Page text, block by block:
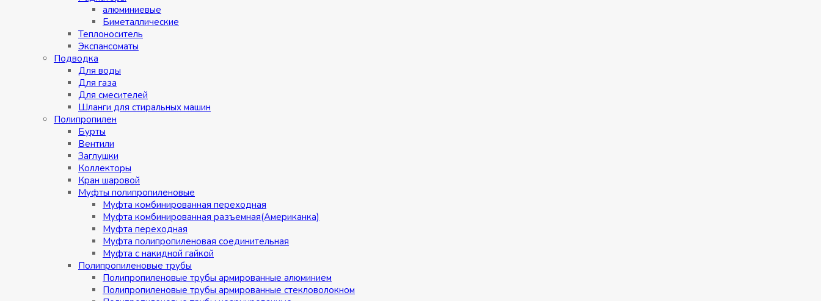
алюминиевые
Биметаллические
Теплоноситель
Экспансоматы
Подводка
Для воды
Для газа
Для смесителей
Шланги для стиральных машин
Полипропилен
Бурты
Вентили
Заглушки
Коллекторы
Кран шаровой
Муфты полипропиленовые
Муфта комбинированная переходная
Муфта комбинированная разъемная(Американка)
Муфта переходная
Муфта полипропиленовая соединительная
Муфта с накидной гайкой
Полипропиленовые трубы
Полипропиленовые трубы армированные алюминием
Полипропиленовые трубы армированные стекловолокном